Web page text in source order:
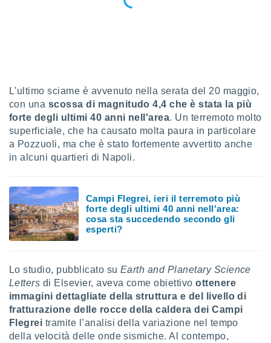
del
web.
cookie
ad
web
In
ti
che
L'ultimo sciame è avvenuto nella serata del 20 maggio,
con una scossa di magnitudo 4,4 che è stata la più
forte degli ultimi 40 anni nell'area. Un terremoto molto
superficiale, che ha causato molta paura in particolare
a Pozzuoli, ma che è stato fortemente avvertito anche
in alcuni quartieri di Napoli.
Campi Flegrei, ieri il terremoto più
forte degli ultimi 40 anni nell'area:
cosa sta succedendo secondo gli
esperti?
Lo studio, pubblicato su Earth and Planetary Science
Letters di Elsevier, aveva come obiettivoottenere
immagini dettagliate della struttura e del livello di
fratturazione delle rocce della caldera dei Campi
Flegrei tramite l’analisi della variazione nel tempo
della velocità delle onde sismiche. Al contempo,